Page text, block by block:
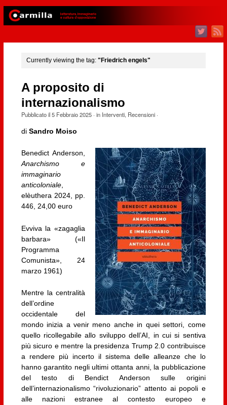
Currently viewing the tag: "Friedrich engels"
A proposito di
internazionalismo
Pubblicato il5 Febbraio 2025· in Interventi, Recensioni·
di Sandro Moiso
Benedict Anderson,
Anarchismo e
immaginario
anticoloniale,
elèuthera 2024, pp.
446, 24,00 euro
Evviva la «zagaglia
barbara» («Il
Programma
Comunista», 24
marzo 1961)
Mentre la centralità
dell’ordine
occidentale del
mondo inizia a venir meno anche in quei settori, come
quello ricollegabile allo sviluppo dell’AI, in cui si sentiva
più sicuro e mentre la presidenza Trump 2.0 contribuisce
a rendere più incerto il sistema delle alleanze che lo
hanno garantito negli ultimi ottanta anni, la pubblicazione
del testo di Bendict Anderson sulle origini
dell’internazionalismo “rivoluzionario” attento ai popoli e
alle nazioni estranee al contesto europeo e